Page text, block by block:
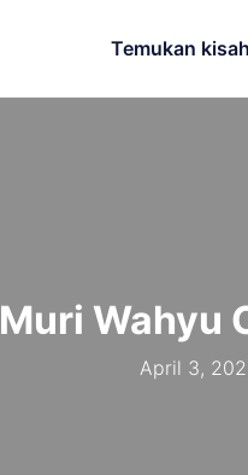
Temukan
Muri Wahyu
April 3,